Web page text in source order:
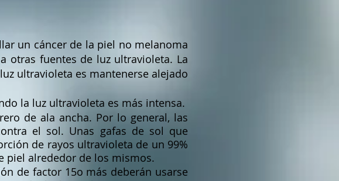
un cáncer de la piel no melanoma
otras fuentes de luz ultravioleta. La
ultravioleta es mantenerse alejado
la luz ultravioleta es más intensa.
de ala ancha. Por lo general, las
el sol. Unas gafas de sol que
de rayos ultravioleta de un 99%
piel alrededor de los mismos.
de factor 15o más deberán usarse